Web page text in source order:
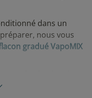
dans un
nous vous
gradué VapoMIX
le taux souhaité qui